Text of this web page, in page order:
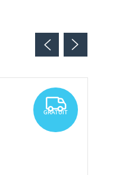
GRATUIT
GRATUIT